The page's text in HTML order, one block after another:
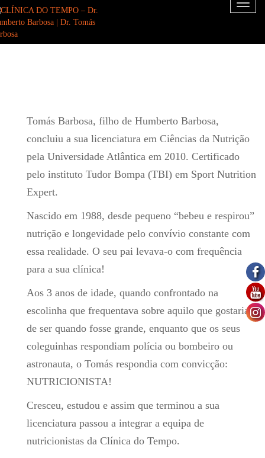
Toggle
Tomás Barbosa, filho de Humberto Barbosa,
concluiu a sua licenciatura em Ciências da Nutrição
pela Universidade Atlântica em 2010. Certificado
pelo instituto Tudor Bompa (TBI) em Sport Nutrition
Expert.
Nascido em 1988, desde pequeno “bebeu e respirou”
nutrição e longevidade pelo convívio constante com
essa realidade. O seu pai levava-o com frequência
para a sua clínica!
Aos 3 anos de idade, quando confrontado na
escolinha que frequentava sobre aquilo que gostaria
de ser quando fosse grande, enquanto que os seus
coleguinhas respondiam polícia ou bombeiro ou
astronauta, o Tomás respondia com convicção:
NUTRICIONISTA!
Cresceu, estudou e assim que terminou a sua
licenciatura passou a integrar a equipa de
nutricionistas da Clínica do Tempo.